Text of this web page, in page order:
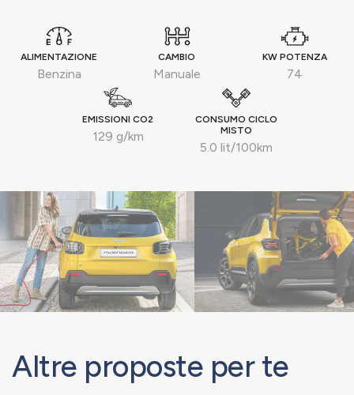
ALIMENTAZIONE
Benzina
CAMBIO
Manuale
KW POTENZA
74
EMISSIONI CO2
129 g/km
CONSUMO CICLO
MISTO
5.0 lit/100km
Altre proposte per te